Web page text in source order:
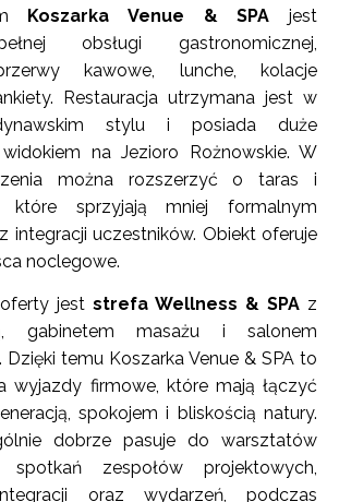
Koszarka Venue & SPA jest
obsługi gastronomicznej,
kawowe, lunche, kolacje
Restauracja utrzymana jest w
stylu i posiada duże
na Jezioro Rożnowskie. W
można rozszerzyć o taras i
które sprzyjają mniej formalnym
integracji uczestników. Obiekt oferuje
noclegowe.
oferty jest strefa Wellness & SPA z
gabinetem masażu i salonem
temu Koszarka Venue & SPA to
wyjazdy firmowe, które mają łączyć
spokojem i bliskością natury.
dobrze pasuje do warsztatów
spotkań zespołów projektowych,
oraz wydarzeń, podczas